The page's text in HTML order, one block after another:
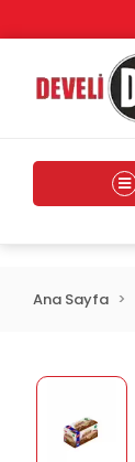
Ana Sayfa